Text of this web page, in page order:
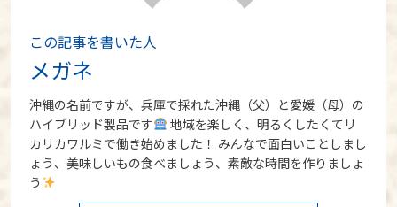
この記事を書いた人
メガネ
沖縄の名前ですが、兵庫で採れた沖縄（父）と愛媛（母）の
ハイブリッド製品です
地域を楽しく、明るくしたくてリ
カリカワルミで働き始めました！ みんなで面白いことしまし
ょう、美味しいもの食べましょう、素敵な時間を作りましょ
う